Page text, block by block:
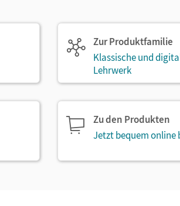
Zur Produktfamilie
Klassische und
Lehrwerk
Zu den Produkten
Jetzt bequem online